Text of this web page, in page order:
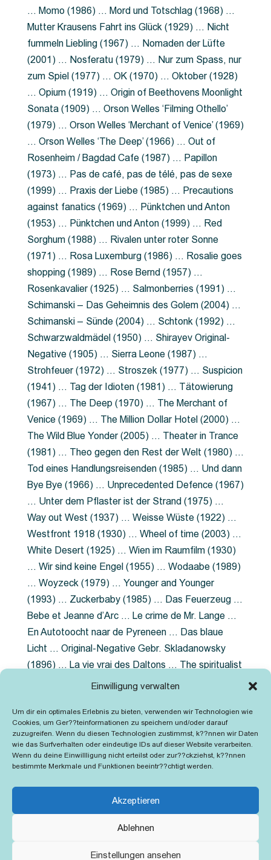
Einwilligung verwalten
Um dir ein optimales Erlebnis zu bieten, verwenden wir Technologien wie
Cookies, um Ger??teinformationen zu speichern und/oder darauf
zuzugreifen. Wenn du diesen Technologien zustimmst, k??nnen wir Daten
wie das Surfverhalten oder eindeutige IDs auf dieser Website verarbeiten.
Wenn du deine Einwillligung nicht erteilst oder zur??ckziehst, k??nnen
bestimmte Merkmale und Funktionen beeintr??chtigt werden.
Akzeptieren
Ablehnen
Einstellungen ansehen
… Momo (1986) … Mord und Totschlag (1968) …
Mutter Krausens Fahrt ins Glück (1929) … Nicht
fummeln Liebling (1967) … Nomaden der Lüfte
(2001) … Nosferatu (1979) … Nur zum Spass, nur
zum Spiel (1977) … OK (1970) … Oktober (1928)
… Opium (1919) … Origin of Beethovens Moonlight
Sonata (1909) … Orson Welles ‘Filming Othello’
(1979) … Orson Welles ‘Merchant of Venice’ (1969)
… Orson Welles ‘The Deep’ (1966) … Out of
Rosenheim / Bagdad Cafe (1987) … Papillon
(1973) … Pas de café, pas de télé, pas de sexe
(1999) … Praxis der Liebe (1985) … Precautions
against fanatics (1969) … Pünktchen und Anton
(1953) … Pünktchen und Anton (1999) … Red
Sorghum (1988) … Rivalen unter roter Sonne
(1971) … Rosa Luxemburg (1986) … Rosalie goes
shopping (1989) … Rose Bernd (1957) …
Rosenkavalier (1925) … Salmonberries (1991) …
Schimanski – Das Geheimnis des Golem (2004) …
Schimanski – Sünde (2004) … Schtonk (1992) …
Schwarzwaldmädel (1950) … Shirayev Original-
Negative (1905) … Sierra Leone (1987) …
Strohfeuer (1972) … Stroszek (1977) … Suspicion
(1941) … Tag der Idioten (1981) … Tätowierung
(1967) … The Deep (1970) … The Merchant of
Venice (1969) … The Million Dollar Hotel (2000) …
The Wild Blue Yonder (2005) … Theater in Trance
(1981) … Theo gegen den Rest der Welt (1980) …
Tod eines Handlungsreisenden (1985) … Und dann
Bye Bye (1966) … Unprecedented Defence (1967)
… Unter dem Pflaster ist der Strand (1975) …
Way out West (1937) … Weisse Wüste (1922) …
Westfront 1918 (1930) … Wheel of time (2003) …
White Desert (1925) … Wien im Raumfilm (1930)
… Wir sind keine Engel (1955) … Wodaabe (1989)
… Woyzeck (1979) … Younger and Younger
(1993) … Zuckerbaby (1985) … Das Feuerzeug …
Bebe et Jeanne d’Arc … Le crime de Mr. Lange …
En Autotoocht naar de Pyreneen … Das blaue
Licht … Original-Negative Gebr. Skladanowsky
(1896) … La vie vrai des Daltons … The spiritualist
photographer … Feuer im Fjord … The Song of the
Grubenlampe … Tolstoy … Grün ist die Heide …
Lady Hamilton … Mütter verzaget nicht …
Ruttmann Werbefilme